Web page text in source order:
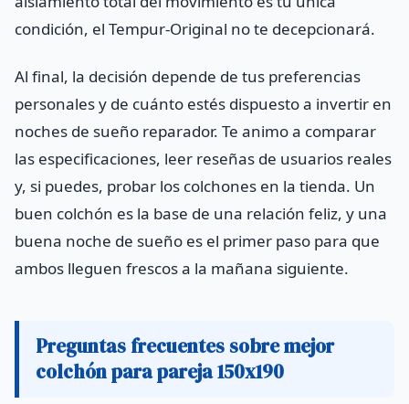
condición, el Tempur‑Original no te decepcionará.
Al final, la decisión depende de tus preferencias
personales y de cuánto estés dispuesto a invertir en
noches de sueño reparador. Te animo a comparar
las especificaciones, leer reseñas de usuarios reales
y, si puedes, probar los colchones en la tienda. Un
buen colchón es la base de una relación feliz, y una
buena noche de sueño es el primer paso para que
ambos lleguen frescos a la mañana siguiente.
Preguntas frecuentes sobre mejor
colchón para pareja 150x190